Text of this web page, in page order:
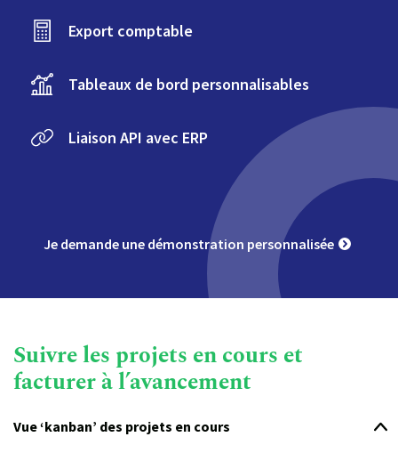
Export comptable
Tableaux de bord personnalisables
Liaison API avec ERP
Je demande une démonstration personnalisée
Suivre les projets en cours et
facturer à l’avancement
Vue ‘kanban’ des projets en cours